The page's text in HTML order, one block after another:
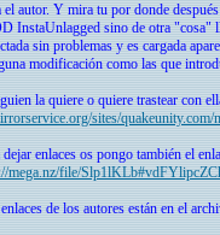
el autor. Y mira tu por donde
InstaUnlagged sino de otra "cosa"
sin problemas y es cargada
modificación como las que
la quiere o quiere trastear con
sites/
enlaces os pongo también el
mega.nz/file/
de los autores están en el